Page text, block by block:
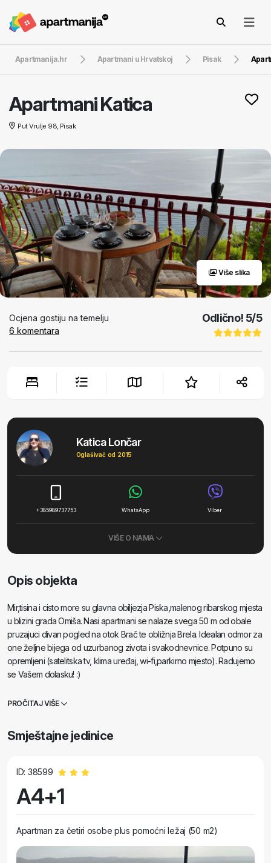
Apartmanija.hr Apartmani u Hrvatskoj Pisak
Apartmani Katica
Put Vrulje 98, Pisak
Više slika
Ocjena gostiju na temelju
6 komentara
Odlično! 5/5
Katica Lončar
Oglašivač od 2015
+385989737753 WhatsApp Viber
VIŠE O NAMA
Opis objekta
Mir,tisina i cisto more su glavna obiljezja Piska,malenog ribarskog mjesta
u blizini grada Omiša. Nasi apartmani se nalaze svega 50 m od obale
pruzajuci divan pogled na otok Brač te obližnja Brela. Idealan odmor za
one željne bijega od uzurbanog zivota i svakodnevnice. Potpuno su
opremljeni (satelitska tv, klima uređaj, wi-fi,parkirno mjesto). Radujemo
se Vašem dolasku! :)
PROČITAJ VIŠE
Smještajne jedinice
ID: 38599
A4+1
Apartman za četiri osobe plus pomoćni ležaj (50 m2)